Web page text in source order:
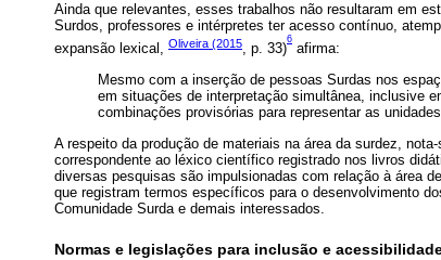
Ainda que relevantes, esses trabalhos não resultaram em
Surdos, professores e intérpretes ter acesso contínuo,
expansão lexical, Oliveira (2015, p. 33)
6
afirma:
Mesmo com a inserção de pessoas Surdas nos
em situações de interpretação simultânea, inclusive
combinações provisórias para representar as
A respeito da produção de materiais na área da surdez,
correspondente ao léxico científico registrado nos livros
diversas pesquisas são impulsionadas com relação à área
que registram termos específicos para o desenvolvimento
Comunidade Surda e demais interessados.
Normas e legislações para inclusão e